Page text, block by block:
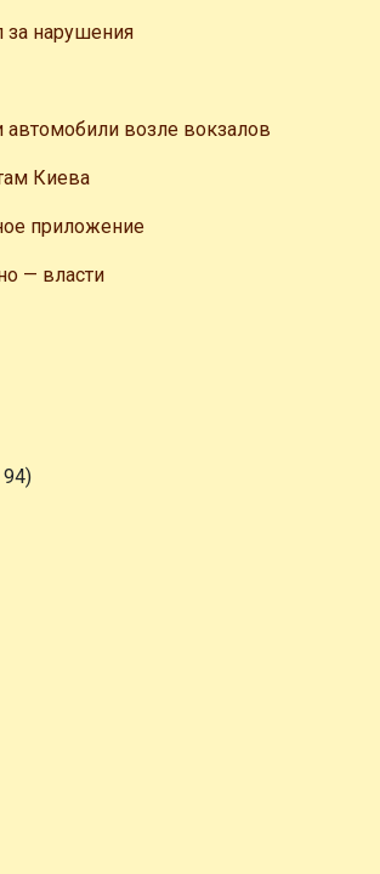
за нарушения
возле вокзалов
Киева
приложение
— власти
94)